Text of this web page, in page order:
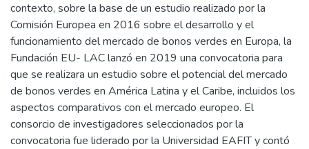
contexto, sobre la base de un estudio realizado por la
Comisión Europea en 2016 sobre el desarrollo y el
funcionamiento del mercado de bonos verdes en Europa, la
Fundación EU- LAC lanzó en 2019 una convocatoria para
que se realizara un estudio sobre el potencial del mercado
de bonos verdes en América Latina y el Caribe, incluidos los
aspectos comparativos con el mercado europeo. El
consorcio de investigadores seleccionados por la
convocatoria fue liderado por la Universidad EAFIT y contó